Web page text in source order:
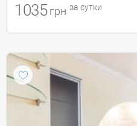
1035 грн за сутки